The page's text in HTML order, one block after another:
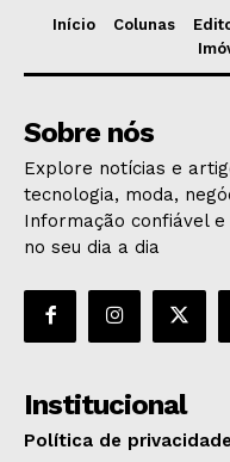
Início Colunas
Sobre nós
Explore notícias e
tecnologia, moda,
Informação confiável
no seu dia a dia
Institucional
Política de privacidade